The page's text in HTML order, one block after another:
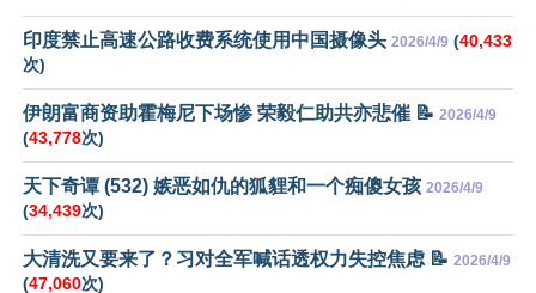
印度禁止高速公路收费系统使用中国摄像头 2026/4/9 (40,433
次)
伊朗富商资助霍梅尼下场惨 荣毅仁助共亦悲催 📝 2026/4/9
(43,778次)
天下奇谭 (532) 嫉恶如仇的狐貍和一个痴傻女孩 2026/4/9
(34,439次)
大清洗又要来了？习对全军喊话透权力失控焦虑 📝 2026/4/9
(47,060次)